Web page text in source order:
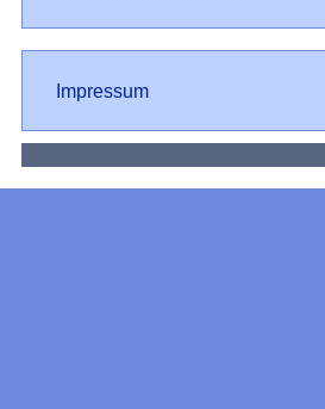
Impressum
Impressum